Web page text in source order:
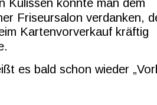
Kulissen konnte man dem
Friseursalon verdanken,
Kartenvorverkauf kräftig
es bald schon wieder